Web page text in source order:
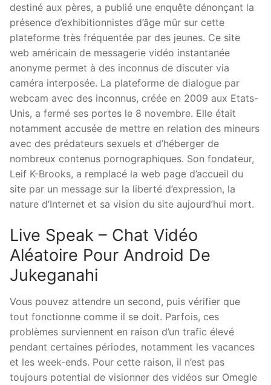
destiné aux pères, a publié une enquête dénonçant la
présence d’exhibitionnistes d’âge mûr sur cette
plateforme très fréquentée par des jeunes. Ce site
web américain de messagerie vidéo instantanée
anonyme permet à des inconnus de discuter via
caméra interposée. La plateforme de dialogue par
webcam avec des inconnus, créée en 2009 aux Etats-
Unis, a fermé ses portes le 8 novembre. Elle était
notamment accusée de mettre en relation des mineurs
avec des prédateurs sexuels et d’héberger de
nombreux contenus pornographiques. Son fondateur,
Leif K-Brooks, a remplacé la web page d’accueil du
site par un message sur la liberté d’expression, la
nature d’Internet et sa vision du site aujourd’hui mort.
Live Speak – Chat Vidéo
Aléatoire Pour Android De
Jukeganahi
Vous pouvez attendre un second, puis vérifier que
tout fonctionne comme il se doit. Parfois, ces
problèmes surviennent en raison d’un trafic élevé
pendant certaines périodes, notamment les vacances
et les week-ends. Pour cette raison, il n’est pas
toujours potential de visionner des vidéos sur Omegle